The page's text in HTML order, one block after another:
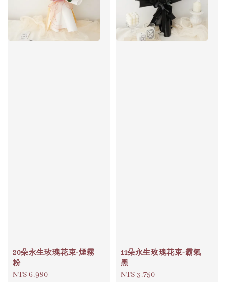
20朵永生玫瑰花束-煙霧
粉
Regular
NT$ 6,980
11朵永生玫瑰花束-霸氣
黑
Regular
NT$ 3,750